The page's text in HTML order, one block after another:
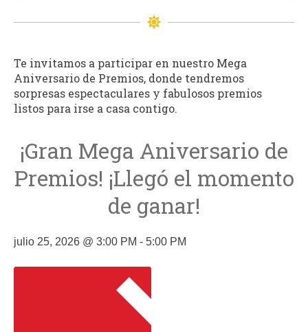
Te invitamos a participar en nuestro Mega
Aniversario de Premios, donde tendremos
sorpresas espectaculares y fabulosos premios
listos para irse a casa contigo.
¡Gran Mega Aniversario de
Premios! ¡Llegó el momento
de ganar!
julio 25, 2026 @ 3:00 PM - 5:00 PM